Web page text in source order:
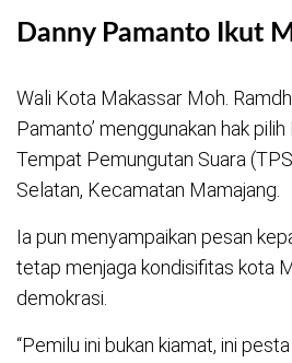
Danny Pamanto Ikut
Wali Kota Makassar Moh.
Pamanto’ menggunakan hak
Tempat Pemungutan Suara
Selatan, Kecamatan Mamajang.
Ia pun menyampaikan pesan
tetap menjaga kondisifitas kota
demokrasi.
“Pemilu ini bukan kiamat, ini